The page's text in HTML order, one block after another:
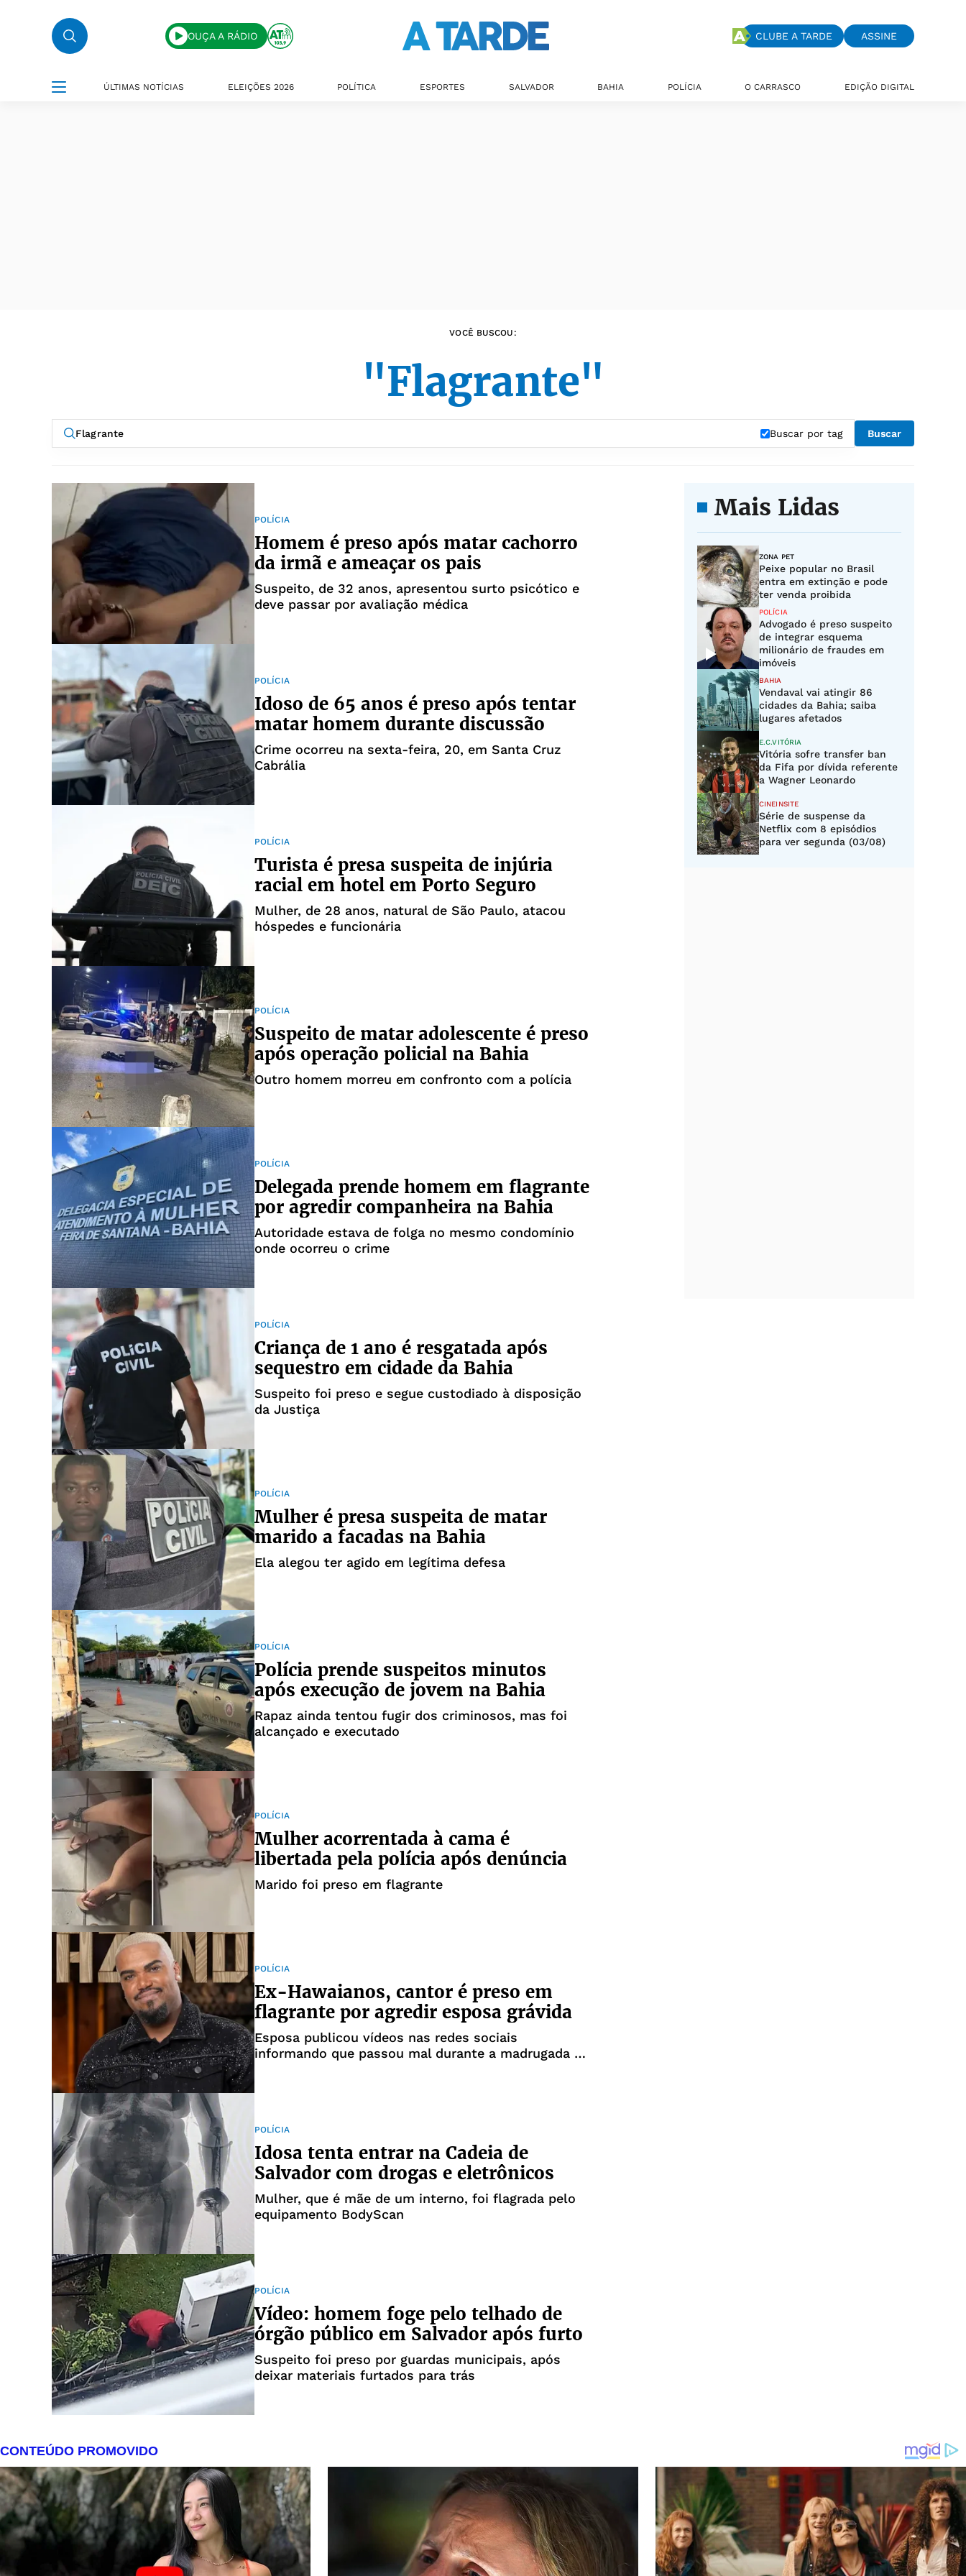
OUÇA A RÁDIO CLUBE A TARDE ASSINE
ÚLTIMAS NOTÍCIAS ELEIÇÕES 2026 POLÍTICA ESPORTES SALVADOR BAHIA POLÍCIA O CARRASCO EDIÇÃO DIGITAL
VOCÊ BUSCOU:
"Flagrante"
Buscar por tag Buscar
POLÍCIA
Homem é preso após matar cachorro
da irmã e ameaçar os pais
Suspeito, de 32 anos, apresentou surto psicótico e
deve passar por avaliação médica
POLÍCIA
Idoso de 65 anos é preso após tentar
matar homem durante discussão
Crime ocorreu na sexta-feira, 20, em Santa Cruz
Cabrália
POLÍCIA
Turista é presa suspeita de injúria
racial em hotel em Porto Seguro
Mulher, de 28 anos, natural de São Paulo, atacou
hóspedes e funcionária
POLÍCIA
Suspeito de matar adolescente é preso
após operação policial na Bahia
Outro homem morreu em confronto com a polícia
POLÍCIA
Delegada prende homem em flagrante
por agredir companheira na Bahia
Autoridade estava de folga no mesmo condomínio
onde ocorreu o crime
POLÍCIA
Criança de 1 ano é resgatada após
sequestro em cidade da Bahia
Suspeito foi preso e segue custodiado à disposição
da Justiça
POLÍCIA
Mulher é presa suspeita de matar
marido a facadas na Bahia
Ela alegou ter agido em legítima defesa
POLÍCIA
Polícia prende suspeitos minutos
após execução de jovem na Bahia
Rapaz ainda tentou fugir dos criminosos, mas foi
alcançado e executado
POLÍCIA
Mulher acorrentada à cama é
libertada pela polícia após denúncia
Marido foi preso em flagrante
POLÍCIA
Ex-Hawaianos, cantor é preso em
flagrante por agredir esposa grávida
Esposa publicou vídeos nas redes sociais
informando que passou mal durante a madrugada e
POLÍCIA
Idosa tenta entrar na Cadeia de
Salvador com drogas e eletrônicos
Mulher, que é mãe de um interno, foi flagrada pelo
equipamento BodyScan
POLÍCIA
Vídeo: homem foge pelo telhado de
órgão público em Salvador após furto
Suspeito foi preso por guardas municipais, após
deixar materiais furtados para trás
Mais Lidas
ZONA PET
Peixe popular no Brasil
entra em extinção e pode
ter venda proibida
POLÍCIA
Advogado é preso suspeito
de integrar esquema
milionário de fraudes em
imóveis
BAHIA
Vendaval vai atingir 86
cidades da Bahia; saiba
lugares afetados
E.C.VITÓRIA
Vitória sofre transfer ban
da Fifa por dívida referente
a Wagner Leonardo
CINEINSITE
Série de suspense da
Netflix com 8 episódios
para ver segunda (03/08)